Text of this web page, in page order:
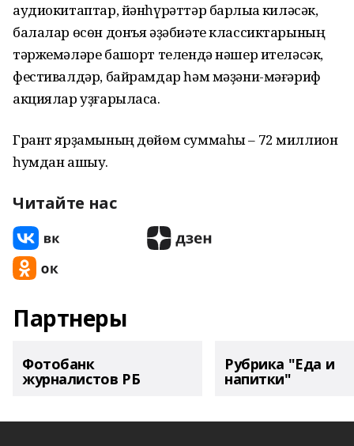
аудиокитаптар, йәнһүрәттәр барлыҡҡа киләсәк,
балалар өсөн донъя әҙәбиәте классиктарының
тәржемәләре башҡорт телендә нәшер ителәсәк,
фестивалдәр, байрамдар һәм мәҙәни-мәғәриф
акциялар уҙғарыласаҡ.
Грант ярҙамының дөйөм суммаһы – 72 миллион
һумдан ашыу.
Читайте нас
Партнеры
Фотобанк
журналистов РБ
Рубрика "Еда и
напитки"